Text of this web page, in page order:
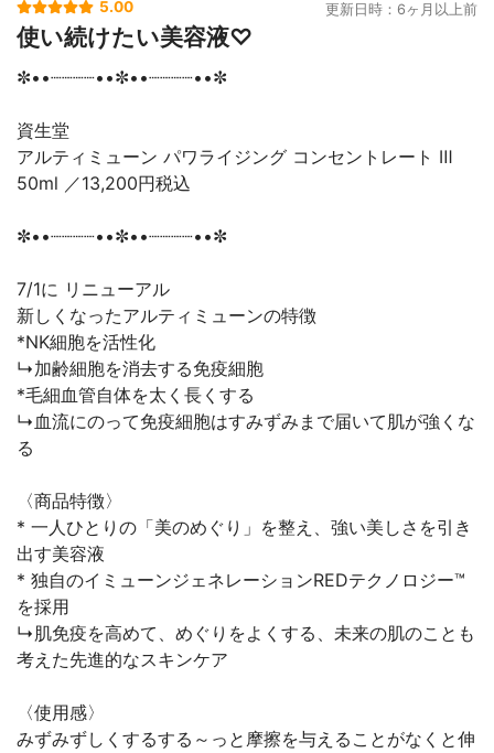
5.00 更新日時：6ヶ月以上前
使い続けたい美容液♡
✼••┈┈┈┈••✼••┈┈┈┈••✼
資生堂
アルティミューン パワライジング コンセントレート Ⅲ
50ml ／13,200円税込
✼••┈┈┈┈••✼••┈┈┈┈••✼
7/1に リニューアル
新しくなったアルティミューンの特徴
*NK細胞を活性化
↳加齢細胞を消去する免疫細胞
*毛細血管自体を太く長くする
↳血流にのって免疫細胞はすみずみまで届いて肌が強くな
る
〈商品特徴〉
* 一人ひとりの「美のめぐり」を整え、強い美しさを引き
出す美容液
* 独自のイミューンジェネレーションREDテクノロジー™
を採用
↳肌免疫を高めて、めぐりをよくする、未来の肌のことも
考えた先進的なスキンケア
〈使用感〉
みずみずしくするする～っと摩擦を与えることがなくと伸